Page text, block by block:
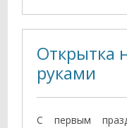
Открытка
руками
С первым